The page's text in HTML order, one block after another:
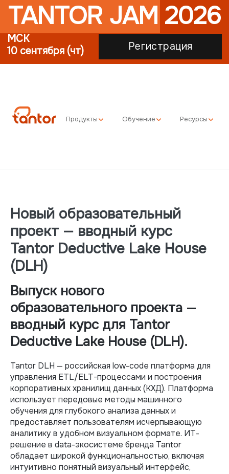
Регистрация
TANTOR JAM 2026
10 сентября (чт)
Продукты Обучение Ресурсы
Новый образовательный
проект — вводный курс
Tantor Deductive Lake House
(DLH)
Выпуск нового
образовательного проекта —
вводный курс для Tantor
Deductive Lake House (DLH).
Tantor DLH — российская low-code платформа для
управления ETL/ELT-процессами и построения
корпоративных хранилищ данных (КХД). Платформа
использует передовые методы машинного
обучения для глубокого анализа данных и
предоставляет пользователям исчерпывающую
аналитику в удобном визуальном формате. ИТ-
решение в data-экосистеме бренда Tantor
обладает широкой функциональностью, включая
интуитивно понятный визуальный интерфейс,